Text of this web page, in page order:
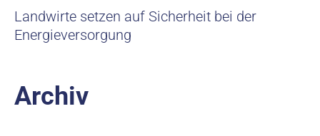
Landwirte setzen auf Sicherheit bei der
Energieversorgung
Archiv